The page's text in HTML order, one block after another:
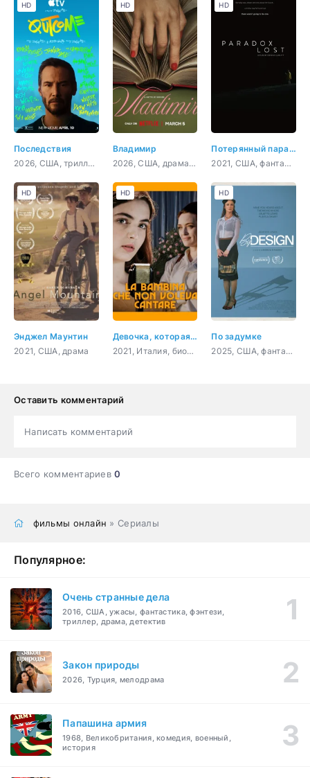
Последствия
2026, США, триллер, комедия, криминал, детектив
HD
Владимир
2026, США, драма, комедия
HD
Потерянный парадокс
2021, США, фантастика, комедия
HD
Энджел Маунтин
2021, США, драма
HD
Девочка, которая не хотела петь
2021, Италия, биография
HD
По задумке
2025, США, фантастика, драма, комедия
HD
Оставить комментарий
Написать комментарий
Всего комментариев0
фильмы онлайн » Сериалы
Популярное:
Очень странные дела
2016, США, ужасы, фантастика, фэнтези,
триллер, драма, детектив
Закон природы
2026, Турция, мелодрама
Папашина армия
1968, Великобритания, комедия, военный,
история